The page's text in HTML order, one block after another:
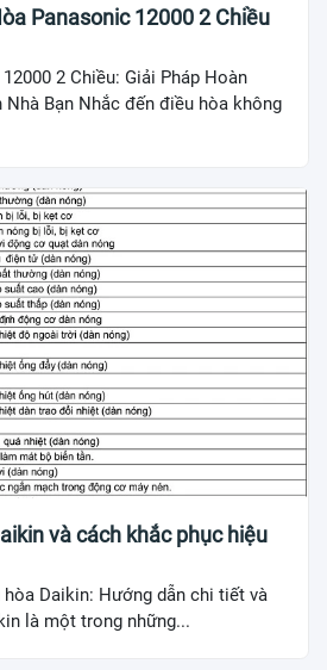
Panasonic 12000 2 Chiều
2 Chiều: Giải Pháp Hoàn
Nhà Bạn Nhắc đến điều hòa không
và cách khắc phục hiệu
Daikin: Hướng dẫn chi tiết và
là một trong những...